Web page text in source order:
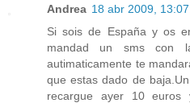
Andrea 18 abr 2009,
Si sois de España y os
mandad un sms con
autimaticamente te
que estas dado de
recargue ayer 10 euros